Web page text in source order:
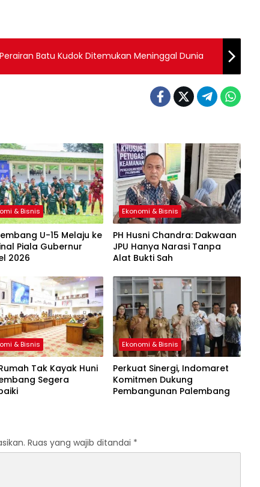
Batu Kudok Ditemukan Meninggal Dunia
& Bisnis
U-15 Melaju ke
Piala Gubernur
2026
Ekonomi & Bisnis
PH Husni Chandra: Dakwaan
JPU Hanya Narasi Tanpa
Alat Bukti Sah
& Bisnis
Tak Kayak Huni
Segera
Ekonomi & Bisnis
Perkuat Sinergi, Indomaret
Komitmen Dukung
Pembangunan Palembang
Ruas yang wajib ditandai *